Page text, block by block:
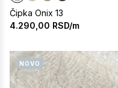
Čipka Onix 13
4.290,00 RSD/m
NOVO